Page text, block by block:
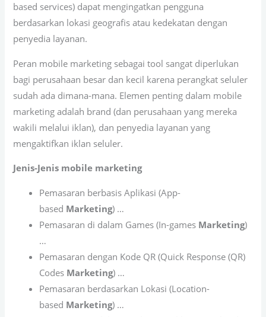
based services) dapat mengingatkan pengguna
berdasarkan lokasi geografis atau kedekatan dengan
penyedia layanan.
Peran mobile marketing sebagai tool sangat diperlukan
bagi perusahaan besar dan kecil karena perangkat seluler
sudah ada dimana-mana. Elemen penting dalam mobile
marketing adalah brand (dan perusahaan yang mereka
wakili melalui iklan), dan penyedia layanan yang
mengaktifkan iklan seluler.
Jenis-Jenis mobile marketing
Pemasaran berbasis Aplikasi (App-
based Marketing) …
Pemasaran di dalam Games (In-games Marketing)
…
Pemasaran dengan Kode QR (Quick Response (QR)
Codes Marketing) …
Pemasaran berdasarkan Lokasi (Location-
based Marketing) …